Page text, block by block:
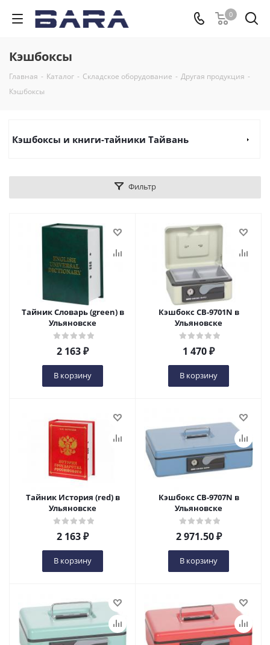
0
Кэшбоксы
Главная - Каталог - Складское оборудование - Другая продукция -
Кэшбоксы
Кэшбоксы и книги-тайники Тайвань
Фильтр
Тайник Словарь (green) в
Ульяновске
2 163₽
В корзину
Кэшбокс CB-9701N в
Ульяновске
1 470₽
В корзину
Тайник История (red) в
Ульяновске
2 163₽
В корзину
Кэшбокс CB-9707N в
Ульяновске
2 971.50₽
В корзину